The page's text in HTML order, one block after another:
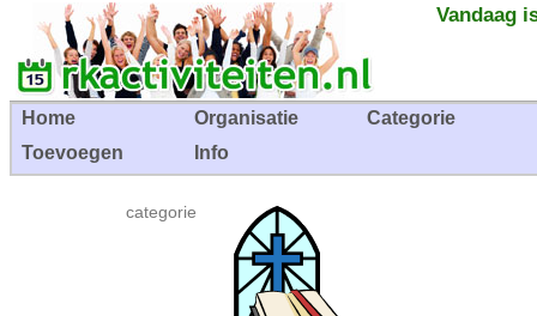
Vandaag
Home Organisatie
Categorie
Toevoegen
Info
categorie